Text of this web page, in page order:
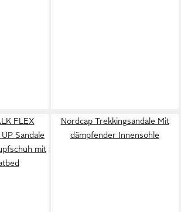
FLEX
Sandale
mit
Nordcap Trekkingsandale Mit
dämpfender Innensohle